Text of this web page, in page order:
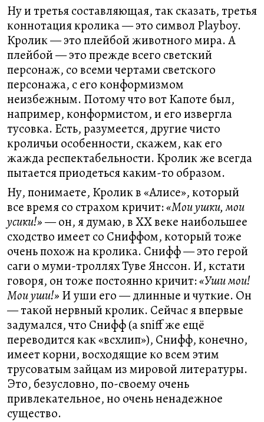
Ну и третья составляющая, так сказать, третья
коннотация кролика — это символ Playboy.
Кролик — это плейбой животного мира. А
плейбой — это прежде всего светский
персонаж, со всеми чертами светского
персонажа, с его конформизмом
неизбежным. Потому что вот Капоте был,
например, конформистом, и его извергла
тусовка. Есть, разумеется, другие чисто
кроличьи особенности, скажем, как его
жажда респектабельности. Кролик же всегда
пытается приодеться каким-то образом.
Ну, понимаете, Кролик в «Алисе», который
все время со страхом кричит:«Мои ушки, мои
усики!»— он, я думаю, в XX веке наибольшее
сходство имеет со Сниффом, который тоже
очень похож на кролика. Снифф — это герой
саги о муми-троллях Туве Янссон. И, кстати
говоря, он тоже постоянно кричит:«Уши мои!
Мои уши!» И уши его — длинные и чуткие. Он
— такой нервный кролик. Сейчас я впервые
задумался, что Снифф (а sniff же ещё
переводится как «всхлип»), Снифф, конечно,
имеет корни, восходящие ко всем этим
трусоватым зайцам из мировой литературы.
Это, безусловно, по-своему очень
привлекательное, но очень ненадежное
существо.